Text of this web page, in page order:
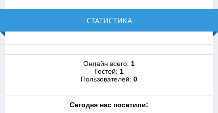
СТАТИСТИКА
Онлайн всего: 1
Гостей: 1
Пользователей: 0
Cегодня нас посетили: